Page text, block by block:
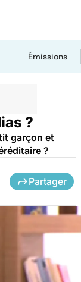
Émissions
?
garçon et
?
Partager